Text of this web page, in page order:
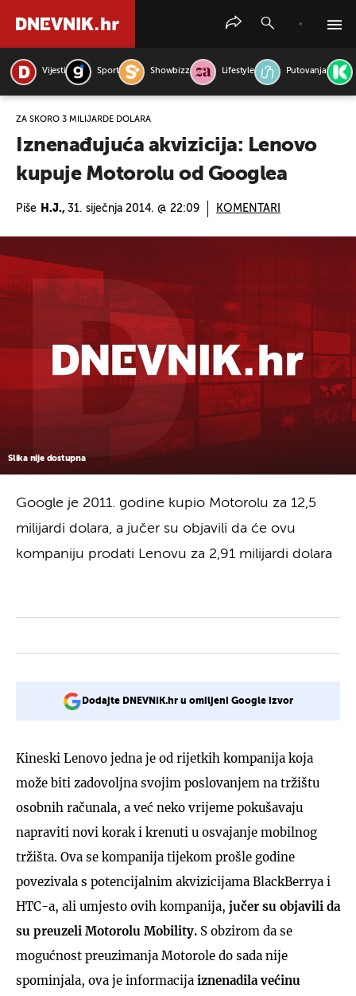
Vijesti Sport Showbizz Lifestyle Putovanja
ZA SKORO 3 MILIJARDE DOLARA
Iznenađujuća akvizicija: Lenovo
kupuje Motorolu od Googlea
Piše H.J., 31. siječnja 2014. @ 22:09 KOMENTARI
Slika nije dostupna
Google je 2011. godine kupio Motorolu za 12,5
milijardi dolara, a jučer su objavili da će ovu
kompaniju prodati Lenovu za 2,91 milijardi dolara
Dodajte DNEVNIK.hr u omiljeni Google izvor
Kineski Lenovo jedna je od rijetkih kompanija koja
može biti zadovoljna svojim poslovanjem na tržištu
osobnih računala, a već neko vrijeme pokušavaju
napraviti novi korak i krenuti u osvajanje mobilnog
tržišta. Ova se kompanija tijekom prošle godine
povezivala s potencijalnim akvizicijama BlackBerrya i
HTC-a, ali umjesto ovih kompanija, jučer su objavili da
su preuzeli Motorolu Mobility. S obzirom da se
mogućnost preuzimanja Motorole do sada nije
spominjala, ova je informacija iznenadila većinu
PRETRAŽITE VIJESTI